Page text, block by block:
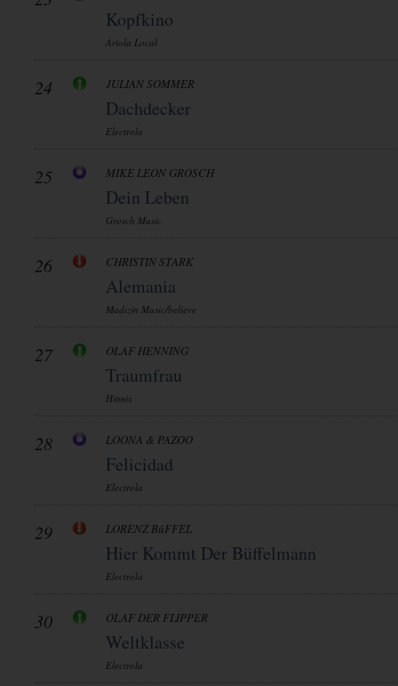
Kopfkino
Ariola Local
24 JULIAN SOMMER
Dachdecker
Electrola
25 MIKE LEON GROSCH
Dein Leben
Grosch Music
26 CHRISTIN STARK
Alemania
Madizin Music/believe
27 OLAF HENNING
Traumfrau
Hitmix
28 LOONA & PAZOO
Felicidad
Electrola
29 LORENZ BüFFEL
Hier Kommt Der Büffelmann
Electrola
30 OLAF DER FLIPPER
Weltklasse
Electrola